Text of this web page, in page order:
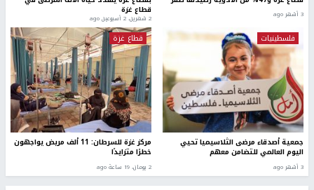
3 أشهر ago قطاع غزة
2 شهرين، 2 أسبوعين ago
فلسطينيات
جمعية أصدقاء مرضى الثلاسيميا تحيي
اليوم العالمي للتضامن معهم
3 أشهر ago
قطاع غزة
مركز غزة للسرطان: 11 ألف مريض يواجهون
خطرًا متزايدًا
2 يومان، 19 ساعة ago